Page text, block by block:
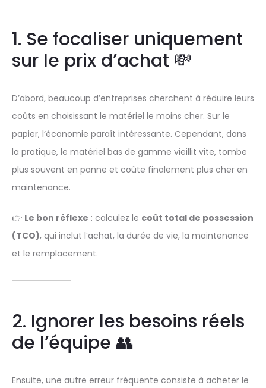
1. Se focaliser uniquement
sur le prix d’achat 💸
D’abord, beaucoup d’entreprises cherchent à réduire leurs
coûts en choisissant le matériel le moins cher. Sur le
papier, l’économie paraît intéressante. Cependant, dans
la pratique, le matériel bas de gamme vieillit vite, tombe
plus souvent en panne et coûte finalement plus cher en
maintenance.
👉 Le bon réflexe : calculez le coût total de possession
(TCO), qui inclut l’achat, la durée de vie, la maintenance
et le remplacement.
2. Ignorer les besoins réels
de l’équipe 👥
Ensuite, une autre erreur fréquente consiste à acheter le